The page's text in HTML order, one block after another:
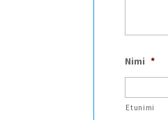
Nimi *
Etunimi